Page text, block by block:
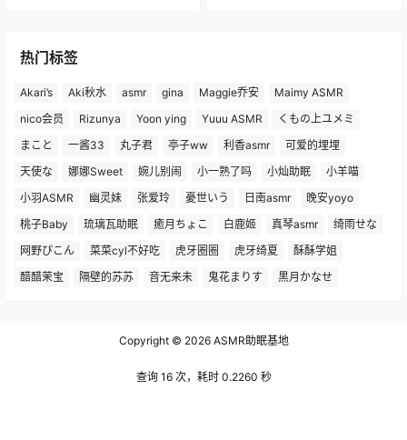
热门标签
Akari’s Aki秋水 asmr gina Maggie乔安
Maimy ASMR
nico会员
Rizunya Yoon ying Yuuu ASMR
くもの上ユメミ
まこと
一酱33 丸子君 亭子ww 利香asmr
可爱的埋埋
天使な
娜娜Sweet 婉儿别闹 小一熟了吗 小灿助眠
小羊喵
小羽ASMR
幽灵妹 张爱玲 憂世いう 日南asmr
晚安yoyo
桃子Baby
琉璃瓦助眠 癒月ちょこ 白鹿姬 真琴asmr
绮雨せな
网野ぴこん
菜菜cyl不好吃 虎牙圈圈 虎牙绮夏
酥酥学姐
醋醋茉宝
隔壁的苏苏 音无来未 鬼花まりす 黒月かなせ
Copyright © 2026ASMR助眠基地
查询 16 次，耗时 0.2260 秒